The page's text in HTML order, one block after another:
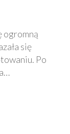
ogromną
się
Po